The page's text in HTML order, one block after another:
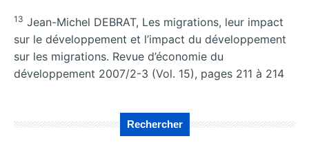
13 Jean-Michel DEBRAT, Les migrations, leur impact
sur le développement et l’impact du développement
sur les migrations. Revue d’économie du
développement 2007/2-3 (Vol. 15), pages 211 à 214
Rechercher